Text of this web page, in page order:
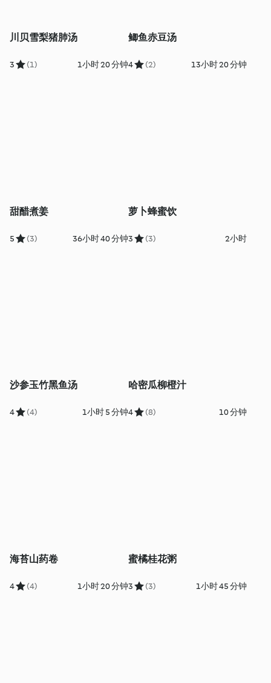
川贝雪梨猪肺汤
3 (1) 1小时 20 分钟
鲫鱼赤豆汤
4 (2) 13小时 20 分钟
甜醋煮姜
5 (3) 36小时 40 分钟
萝卜蜂蜜饮
3 (3) 2小时
沙参玉竹黑鱼汤
4 (4) 1小时 5 分钟
哈密瓜柳橙汁
4 (8) 10 分钟
海苔山药卷
4 (4) 1小时 20 分钟
蜜橘桂花粥
3 (3) 1小时 45 分钟